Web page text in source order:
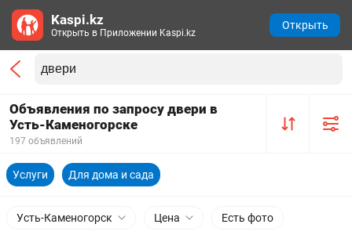
Объявления по запросу двери в
Усть-Каменогорске
197 объявлений
Услуги Для дома и сада
Усть-Каменогорск Цена Есть фото
Kaspi.kz
Открыть в Приложении Kaspi.kz
Открыть